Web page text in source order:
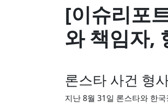
[이슈리포
와 책임자,
론스타 사건 형
지난 8월 31일 론스타와 한